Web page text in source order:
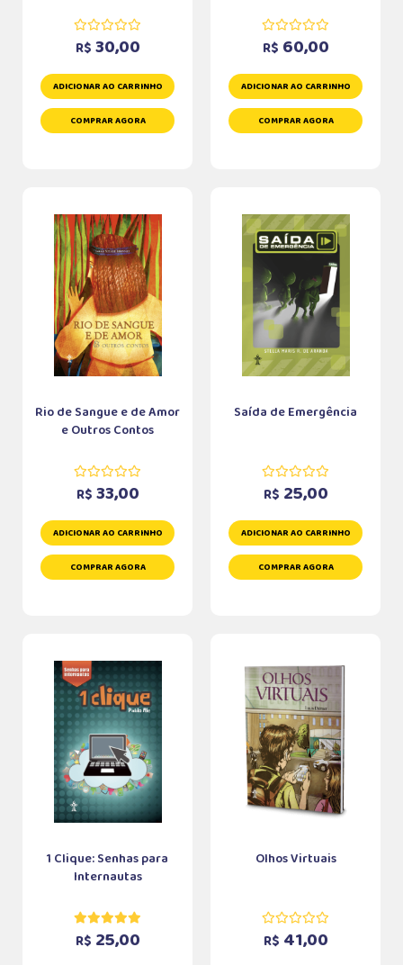
R$ 30,00
ADICIONAR AO CARRINHO
COMPRAR AGORA
R$ 60,00
ADICIONAR AO CARRINHO
COMPRAR AGORA
Rio de Sangue e de Amor
e Outros Contos
R$ 33,00
ADICIONAR AO CARRINHO
COMPRAR AGORA
Saída de Emergência
R$ 25,00
ADICIONAR AO CARRINHO
COMPRAR AGORA
1 Clique: Senhas para
Internautas
R$ 25,00
Olhos Virtuais
R$ 41,00